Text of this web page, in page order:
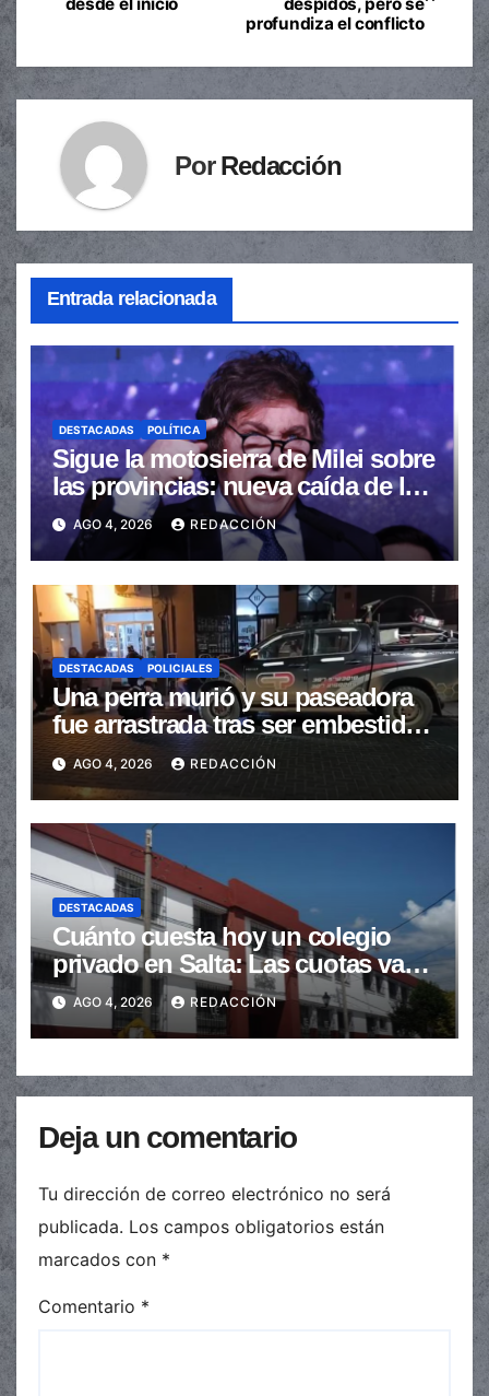
de
entradas
despidos, pero se
profundiza el conflicto
desde el inicio
PorRedacción
Entrada relacionada
DESTACADAS POLÍTICA
Sigue la motosierra de Milei sobre
las provincias: nueva caída de las
transferencias no automáticas
AGO 4, 2026 REDACCIÓN
DESTACADAS POLICIALES
Una perra murió y su paseadora
fue arrastrada tras ser embestidas
en la senda peatonal
AGO 4, 2026 REDACCIÓN
DESTACADAS
Cuánto cuesta hoy un colegio
privado en Salta: Las cuotas van
de $110.000 a más de $600.000
AGO 4, 2026 REDACCIÓN
Deja un comentario
Tu dirección de correo electrónico no será
publicada. Los campos obligatorios están
marcados con *
Comentario *